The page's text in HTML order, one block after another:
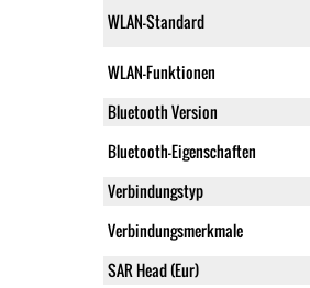
WLAN-Standard
WLAN-Funktionen
Bluetooth Version
Bluetooth-Eigenschaften
Verbindungstyp
Verbindungsmerkmale
SAR Head (Eur)